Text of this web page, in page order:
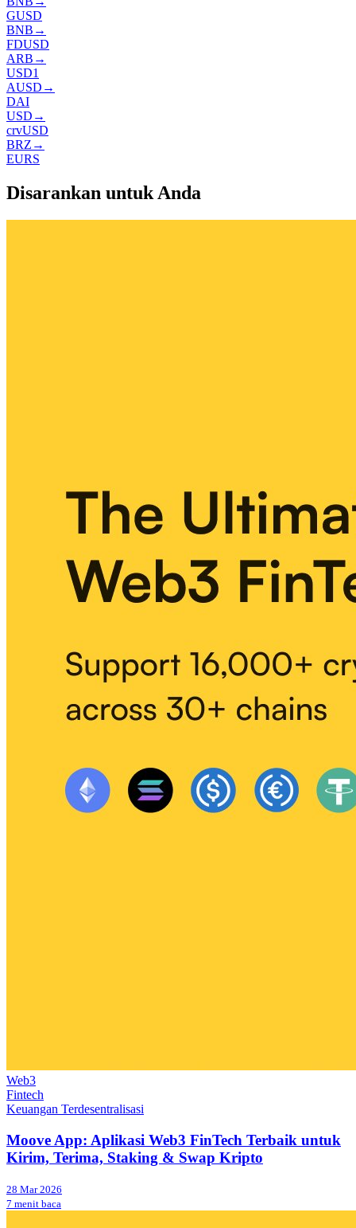
GUSD
BNB →
FDUSD
ARB →
USD1
AUSD →
DAI
USD →
crvUSD
BRZ →
EURS
Disarankan untuk Anda
Web3
Fintech
Keuangan Terdesentralisasi
Moove App: Aplikasi Web3 FinTech Terbaik untuk
Kirim, Terima, Staking & Swap Kripto
28 Mar 2026
7 menit baca